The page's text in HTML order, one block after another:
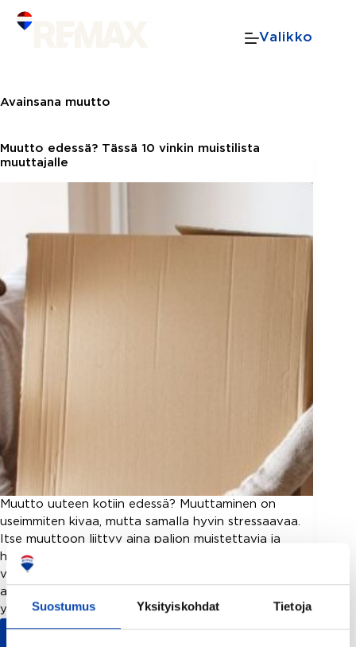
Suostumus Yksityiskohdat Tietoja
Valikko
Avainsana muutto
Muutto edessä? Tässä 10 vinkin muistilista
muuttajalle
Muutto uuteen kotiin edessä? Muuttaminen on
useimmiten kivaa, mutta samalla hyvin stressaavaa.
Itse muuttoon liittyy aina paljon muistettavia ja
hoidettavia asioita. Listasimme 10 tärkeää asiaa, joilla
vältät muuttostressiä. 1. Tee muuttoilmoitus hyvissä
ajoin Osoitteenmuutos tulee tehdä muuton
yhteydessä. Tekemällä muuttoilmoituksen…